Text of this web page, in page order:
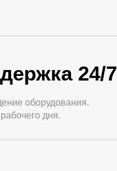
24/7
оборудования.
дня.